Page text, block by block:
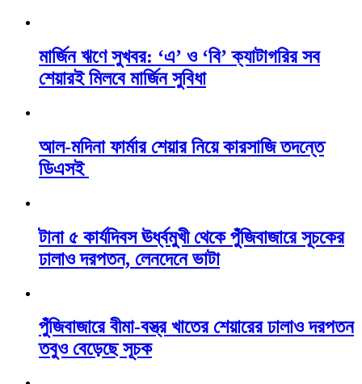
মার্জিন ঋণে সুখবর: ‘এ’ ও ‘বি’ ক্যাটাগরির সব
শেয়ারই মিলবে মার্জিন সুবিধা
আল-মদিনা ফার্মার শেয়ার নিয়ে কারসাজি তদন্তে
ডিএসই
টানা ৫ কার্যদিবস ঊর্ধ্বমুখী থেকে পুঁজিবাজারে সূচকের
ঢালাও দরপতন, লেনদেনে ভাটা
পুঁজিবাজারে বীমা-বস্ত্র খাতের শেয়ারের ঢালাও দরপতন
তবুও বেড়েছে সূচক